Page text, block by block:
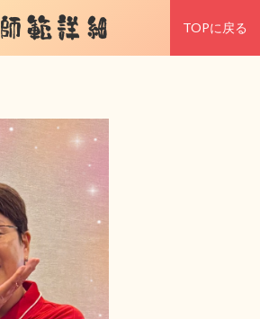
師範詳細 TOPに戻る